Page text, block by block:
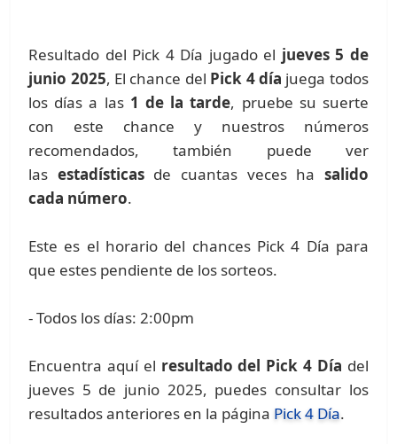
Resultado del Pick 4 Día jugado el jueves 5 de
junio 2025, El chance del Pick 4 día juega todos
los días a las 1 de la tarde, pruebe su suerte
con este chance y nuestros números
recomendados, también puede ver
las estadísticasde cuantas veces ha salido
cada número.
Este es el horario del chances Pick 4 Día para
que estes pendiente de los sorteos.
- Todos los días: 2:00pm
Encuentra aquí el resultado del Pick 4 Día del
jueves 5 de junio 2025, puedes consultar los
resultados anteriores en la página Pick 4 Día.